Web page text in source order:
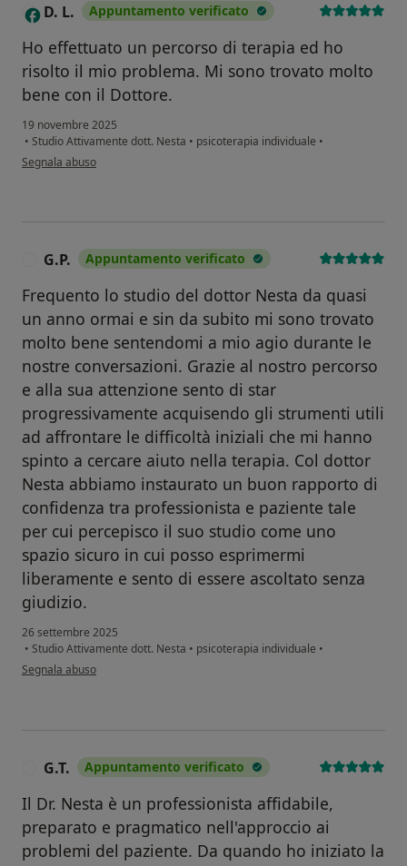
D D. L. Appuntamento verificato
Ho effettuato un percorso di terapia ed ho
risolto il mio problema. Mi sono trovato molto
bene con il Dottore.
19 novembre 2025
• Studio Attivamente dott. Nesta • psicoterapia individuale •
secondo l'opinione dell'utente D. L.
Segnala abuso
G.P. Appuntamento verificato
Frequento lo studio del dottor Nesta da quasi
un anno ormai e sin da subito mi sono trovato
molto bene sentendomi a mio agio durante le
nostre conversazioni. Grazie al nostro percorso
e alla sua attenzione sento di star
progressivamente acquisendo gli strumenti utili
ad affrontare le difficoltà iniziali che mi hanno
spinto a cercare aiuto nella terapia. Col dottor
Nesta abbiamo instaurato un buon rapporto di
confidenza tra professionista e paziente tale
per cui percepisco il suo studio come uno
spazio sicuro in cui posso esprimermi
liberamente e sento di essere ascoltato senza
giudizio.
26 settembre 2025
• Studio Attivamente dott. Nesta • psicoterapia individuale •
secondo l'opinione dell'utente G.P.
Segnala abuso
G.T. Appuntamento verificato
Il Dr. Nesta è un professionista affidabile,
preparato e pragmatico nell'approccio ai
problemi del paziente. Da quando ho iniziato la